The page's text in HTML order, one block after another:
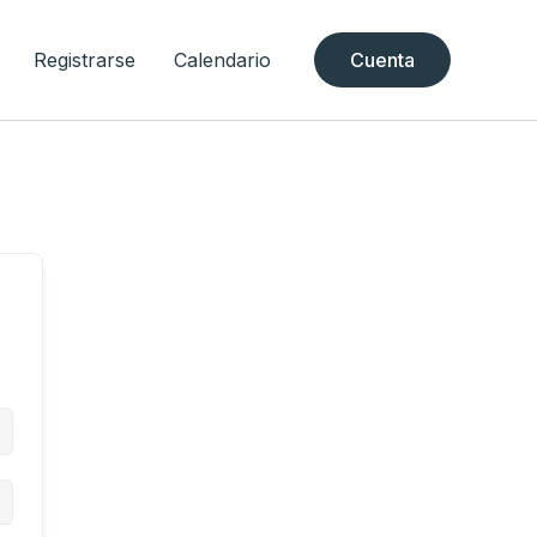
Registrarse Calendario Cuenta